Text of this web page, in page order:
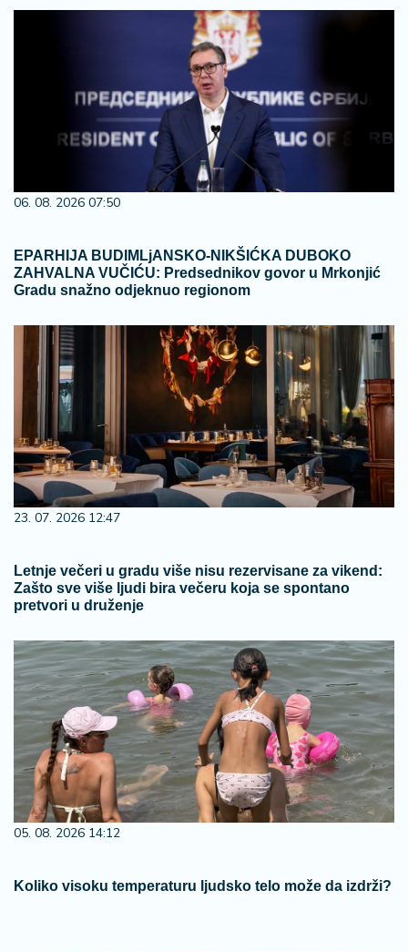
06. 08. 2026 07:50
EPARHIJA BUDIMLjANSKO-NIKŠIĆKA DUBOKO
ZAHVALNA VUČIĆU: Predsednikov govor u Mrkonjić
Gradu snažno odjeknuo regionom
23. 07. 2026 12:47
Letnje večeri u gradu više nisu rezervisane za vikend:
Zašto sve više ljudi bira večeru koja se spontano
pretvori u druženje
05. 08. 2026 14:12
Koliko visoku temperaturu ljudsko telo može da izdrži?